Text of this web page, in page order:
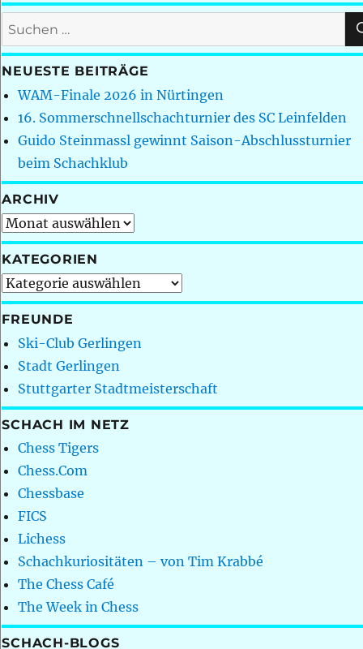
Suchen
nach:
NEUESTE BEITRÄGE
WAM-Finale 2026 in Nürtingen
16. Sommerschnellschachturnier des SC Leinfelden
Guido Steinmassl gewinnt Saison-Abschlussturnier
beim Schachklub
ARCHIV
Archiv
KATEGORIEN
Kategorien
FREUNDE
Ski-Club Gerlingen
Stadt Gerlingen
Stuttgarter Stadtmeisterschaft
SCHACH IM NETZ
Chess Tigers
Chess.Com
Chessbase
FICS
Lichess
Schachkuriositäten – von Tim Krabbé
The Chess Café
The Week in Chess
SCHACH-BLOGS